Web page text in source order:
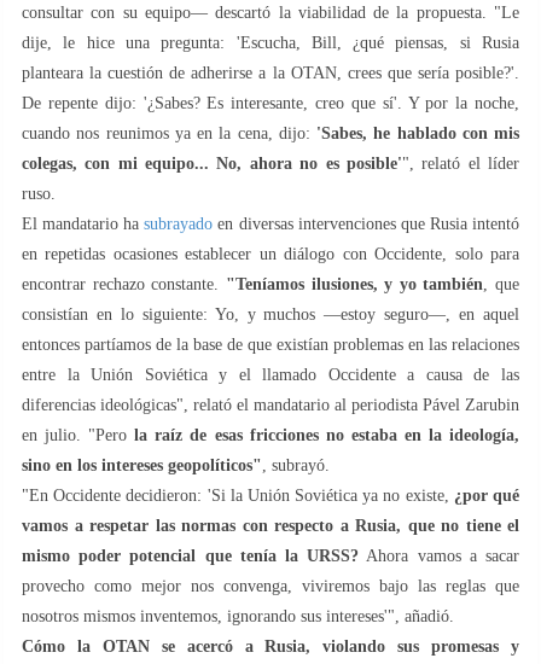
consultar con su equipo— descartó la viabilidad de la propuesta. "Le
dije, le hice una pregunta: 'Escucha, Bill, ¿qué piensas, si Rusia
planteara la cuestión de adherirse a la OTAN, crees que sería posible?'.
De repente dijo: '¿Sabes? Es interesante, creo que sí'. Y por la noche,
cuando nos reunimos ya en la cena, dijo: 'Sabes, he hablado con mis
colegas, con mi equipo... No, ahora no es posible'", relató el líder
ruso.
El mandatario hasubrayado en diversas intervenciones que Rusia intentó
en repetidas ocasiones establecer un diálogo con Occidente, solo para
encontrar rechazo constante. "Teníamos ilusiones, y yo también , que
consistían en lo siguiente: Yo, y muchos —estoy seguro—, en aquel
entonces partíamos de la base de que existían problemas en las relaciones
entre la Unión Soviética y el llamado Occidente a causa de las
diferencias ideológicas", relató el mandatario al periodista Pável Zarubin
en julio. "Perola raíz de esas fricciones no estaba en la ideología,
sino en los intereses geopolíticos" , subrayó.
"En Occidente decidieron: 'Si la Unión Soviética ya no existe, ¿por qué
vamos a respetar las normas con respecto a Rusia, que no tiene el
mismo poder potencial que tenía la URSS? Ahora vamos a sacar
provecho como mejor nos convenga, viviremos bajo las reglas que
nosotros mismos inventemos, ignorando sus intereses'", añadió.
Cómo la OTAN se acercó a Rusia, violando sus promesas y